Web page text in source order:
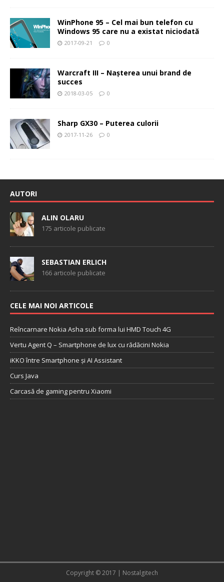
WinPhone 95 – Cel mai bun telefon cu
Windows 95 care nu a existat niciodată
2017-09-21 0
Warcraft III – Naşterea unui brand de
succes
2018-03-05 0
Sharp GX30 – Puterea culorii
2017-11-26 0
AUTORI
ALIN OLARU
175 articole publicate
SEBASTIAN ERLICH
166 articole publicate
CELE MAI NOI ARTICOLE
Reîncarnare Nokia Asha sub forma lui HMD Touch 4G
Vertu Agent Q – Smartphone de lux cu rădăcini Nokia
iKKO între Smartphone și AI Assistant
Curs Java
Carcasă de gaming pentru Xiaomi
Copyright © 2017 | Nostalgitech